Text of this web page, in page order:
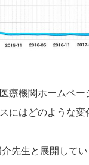
療機関ホームペー
にはどのような変
先生と展開してい